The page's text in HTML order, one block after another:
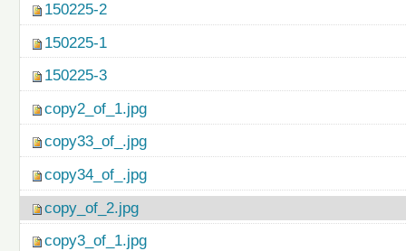
150225-2
150225-1
150225-3
copy2_of_1.jpg
copy33_of_.jpg
copy34_of_.jpg
copy_of_2.jpg
copy3_of_1.jpg